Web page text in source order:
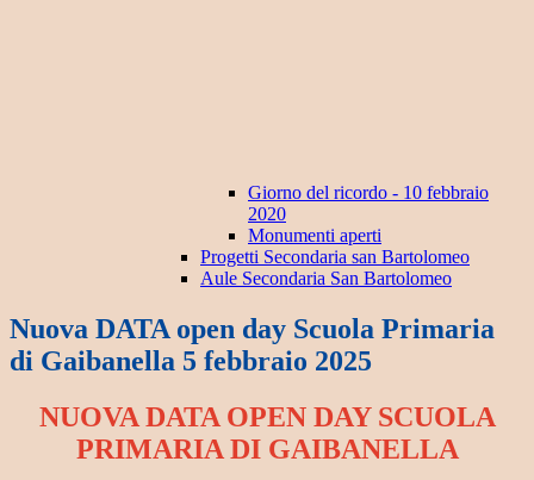
Giorno del ricordo - 10 febbraio
2020
Monumenti aperti
Progetti Secondaria san Bartolomeo
Aule Secondaria San Bartolomeo
Nuova DATA open day Scuola Primaria
di Gaibanella 5 febbraio 2025
NUOVA DATA OPEN DAY SCUOLA
PRIMARIA DI GAIBANELLA